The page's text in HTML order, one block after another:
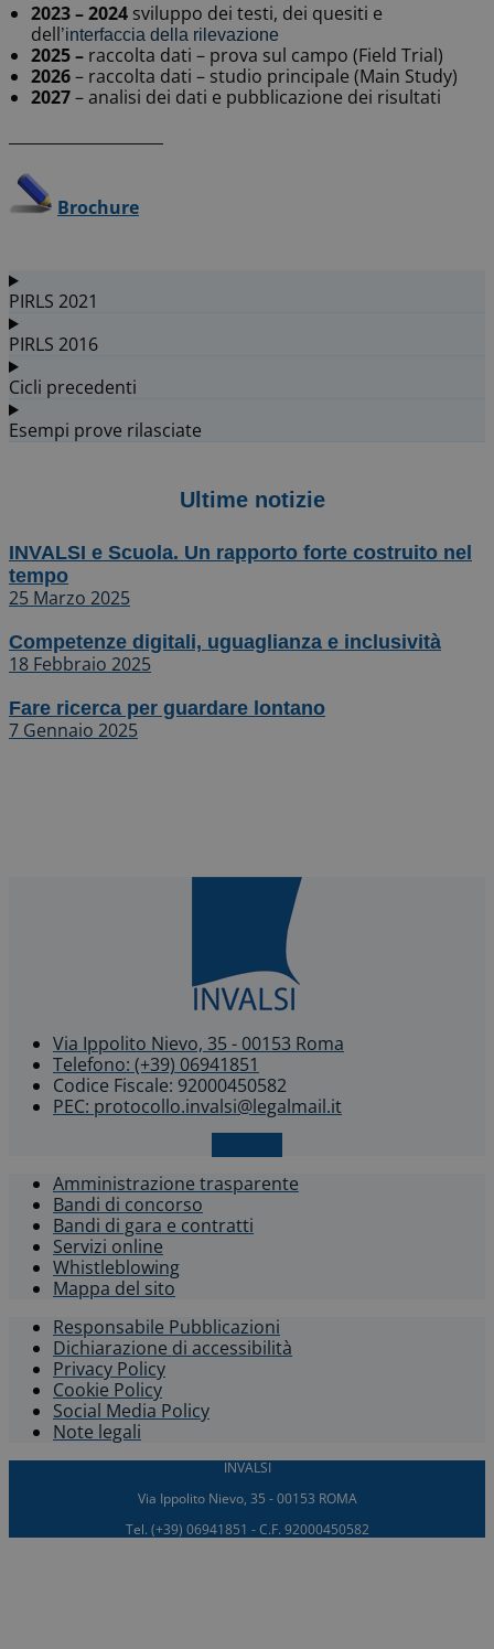
2023 – 2024 sviluppo dei testi, dei quesiti e
dell’interfaccia della rilevazione
2025 – raccolta dati – prova sul campo (Field Trial)
2026– raccolta dati – studio principale (Main Study)
2027– analisi dei dati e pubblicazione dei risultati
Brochure
PIRLS 2021
PIRLS 2016
Cicli precedenti
Esempi prove rilasciate
Ultime notizie
INVALSI e Scuola. Un rapporto forte costruito nel
tempo
25 Marzo 2025
Competenze digitali, uguaglianza e inclusività
18 Febbraio 2025
Fare ricerca per guardare lontano
7 Gennaio 2025
Via Ippolito Nievo, 35 - 00153 Roma
Telefono: (+39) 06941851
Codice Fiscale: 92000450582
PEC: protocollo.invalsi@legalmail.it
Amministrazione trasparente
Bandi di concorso
Bandi di gara e contratti
Servizi online
Whistleblowing​
Mappa del sito
Responsabile Pubblicazioni
Dichiarazione di accessibilità​
Privacy Policy
Cookie Policy
Social Media Policy
Note legali
INVALSI
Via Ippolito Nievo, 35 - 00153 ROMA
Tel. (+39) 06941851 - C.F. 92000450582